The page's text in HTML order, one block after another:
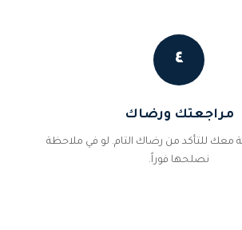
٤
مراجعتك ورضاك
معك للتأكد من رضاك التام. لو في ملاحظة
نصلحها فوراً.